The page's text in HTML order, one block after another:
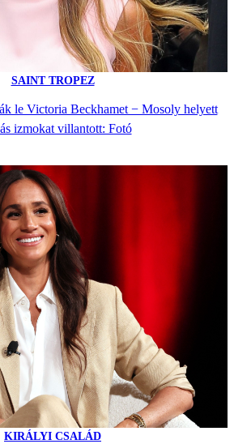
SAINT TROPEZ
le Victoria Beckhamet − Mosoly helyett
izmokat villantott: Fotó
KIRÁLYI CSALÁD